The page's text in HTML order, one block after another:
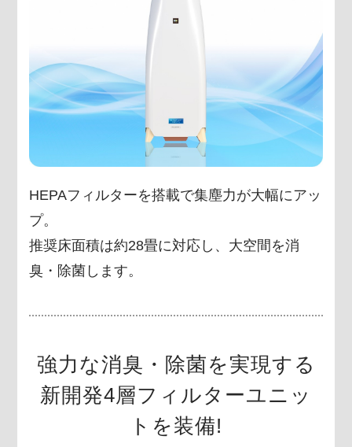
HEPAフィルターを搭載で集塵力が大幅にアッ
プ。
推奨床面積は約28畳に対応し、大空間を消
臭・ 除菌します。
強力な消臭・除菌を実現する
新開発4層フィルターユニッ
トを装備!